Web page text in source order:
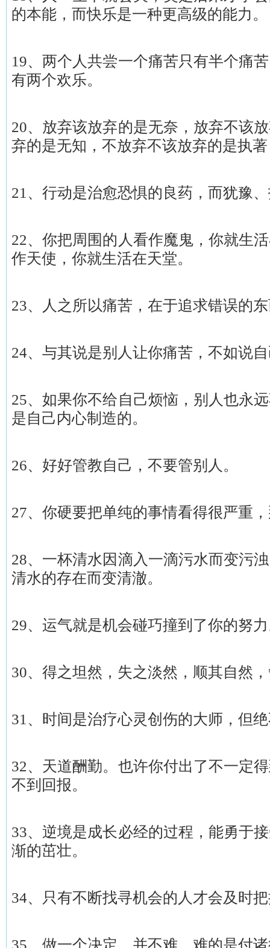
的本能，而快乐是一种更高级的能力。
19、两个人共尝一个痛苦只有半个痛
有两个欢乐。
20、放弃该放弃的是无奈，放弃不该
弃的是无知，不放弃不该放弃的是执
21、行动是治愈恐惧的良药，而犹豫
22、你把周围的人看作魔鬼，你就生
作天使，你就生活在天堂。
23、人之所以痛苦，在于追求错误的
24、与其说是别人让你痛苦，不如说
25、如果你不给自己烦恼，别人也永
是自己内心制造的。
26、好好管教自己，不要管别人。
27、你硬要把单纯的事情看得很严重
28、一杯清水因滴入一滴污水而变污
清水的存在而变清澈。
29、运气就是机会碰巧撞到了你的努
30、得之坦然，失之淡然，顺其自然
31、时间是治疗心灵创伤的大师，但
32、天道酬勤。也许你付出了不一定
不到回报。
33、逆境是成长必经的过程，能勇于
渐的茁壮。
34、只有不断找寻机会的人才会及时
35、做一个决定，并不难，难的是付